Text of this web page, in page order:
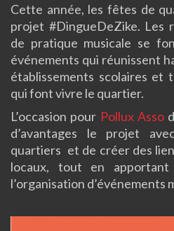
Cette année, les fêtes de
projet #DingueDeZike. Les
de pratique musicale se
événements qui réunissent
établissements scolaires et
qui font vivre le quartier.
L’occasion pour Pollux Asso
d’avantages le projet
quartiers et de créer des
locaux, tout en apportant
l’organisation d’événements